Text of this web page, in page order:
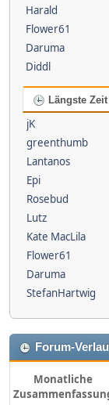
Harald
Flower61
Daruma
Diddl
Längste
jK
greenthumb
Lantanos
Epi
Rosebud
Lutz
Kate MacLila
Flower61
Daruma
StefanHartwig
Forum-
Monatliche